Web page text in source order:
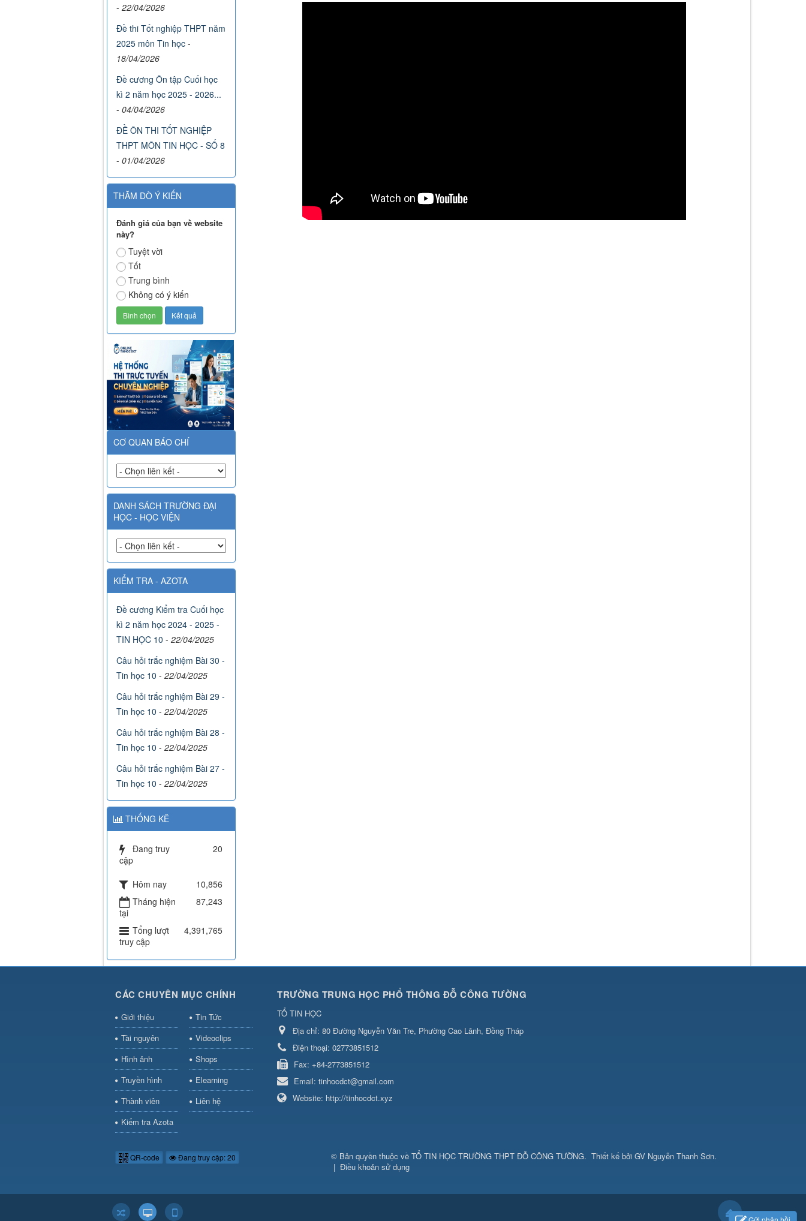
- 22/04/2026
Đề thi Tốt nghiệp THPT năm
2025 môn Tin học -
18/04/2026
Đề cương Ôn tập Cuối học
kì 2 năm học 2025 - 2026...
- 04/04/2026
ĐỀ ÔN THI TỐT NGHIỆP
THPT MÔN TIN HỌC - SỐ 8
- 01/04/2026
THĂM DÒ Ý KIẾN
Đánh giá của bạn về website
này?
Tuyệt vời
Tốt
Trung bình
Không có ý kiến
CƠ QUAN BÁO CHÍ
DANH SÁCH TRƯỜNG ĐẠI
HỌC - HỌC VIỆN
KIỂM TRA - AZOTA
Đề cương Kiểm tra Cuối học
kì 2 năm học 2024 - 2025 -
TIN HỌC 10 - 22/04/2025
Câu hỏi trắc nghiệm Bài 30 -
Tin học 10 - 22/04/2025
Câu hỏi trắc nghiệm Bài 29 -
Tin học 10 - 22/04/2025
Câu hỏi trắc nghiệm Bài 28 -
Tin học 10 - 22/04/2025
Câu hỏi trắc nghiệm Bài 27 -
Tin học 10 - 22/04/2025
THỐNG KÊ
Đang truy
cập
20
Hôm nay
10,856
Tháng hiện
tại
87,243
Tổng lượt
truy cập
4,391,765
CÁC CHUYÊN MỤC CHÍNH
Giới thiệu
Tin Tức
Tài nguyên
Videoclips
Hình ảnh
Shops
Truyền hình
Elearning
Thành viên
Liên hệ
Kiểm tra Azota
TRƯỜNG TRUNG HỌC PHỔ THÔNG ĐỖ CÔNG TƯỜNG
TỔ TIN HỌC
Địa chỉ: 80 Đường Nguyễn Văn Tre, Phường Cao Lãnh, Đồng Tháp
Điện thoại: 02773851512
Fax: +84-2773851512
Email: tinhocdct@gmail.com
Website: http://tinhocdct.xyz
QR-code Đang truy cập: 20 © Bản quyền thuộc về TỔ TIN HỌC TRƯỜNG THPT ĐỖ CÔNG TƯỜNG. Thiết kế bởi GV Nguyễn Thanh Sơn.
| Điều khoản sử dụng